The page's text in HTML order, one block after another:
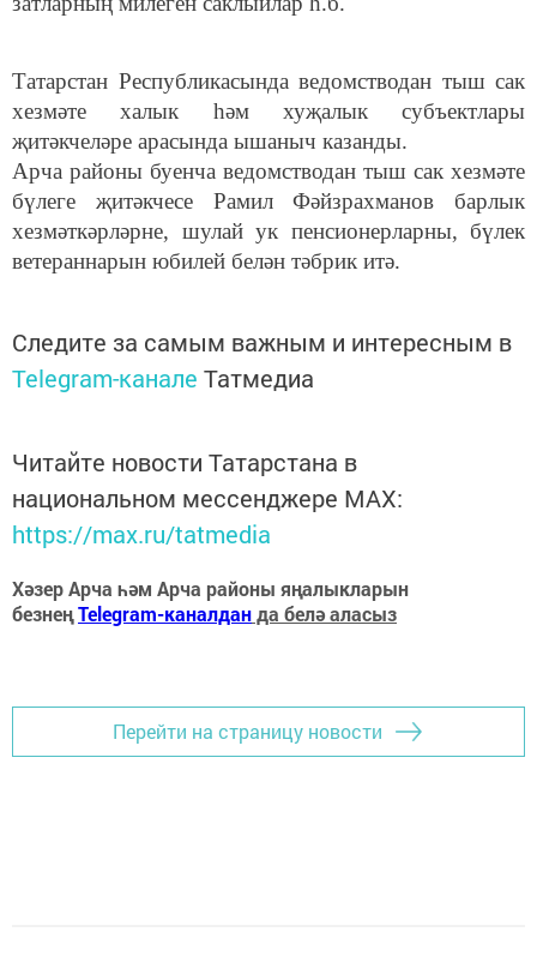
Татарстан Республикасында ведомстводан тыш сак
хезмәте халык һәм хуҗалык субъектлары
җитәкчеләре арасында ышаныч казанды.
Арча районы буенча ведомстводан тыш сак хезмәте
бүлеге җитәкчесе Рамил Фәйзрахманов барлык
хезмәткәрләрне, шулай ук пенсионерларны, бүлек
ветераннарын юбилей белән тәбрик итә.
Следите за самым важным и интересным в
Telegram-канале Татмедиа
Читайте новости Татарстана в
национальном мессенджере MАХ:
https://max.ru/tatmedia
Хәзер Арча һәм Арча районы яңалыкларын
безнеңTelegram-каналданда белә аласыз
Перейти на страницу новости